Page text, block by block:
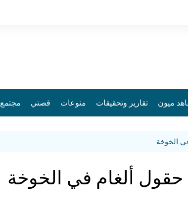
ميون تقارير وتحقيقات منوعات قصتي مجتمع
الخوخة
ألغام في الخوخة